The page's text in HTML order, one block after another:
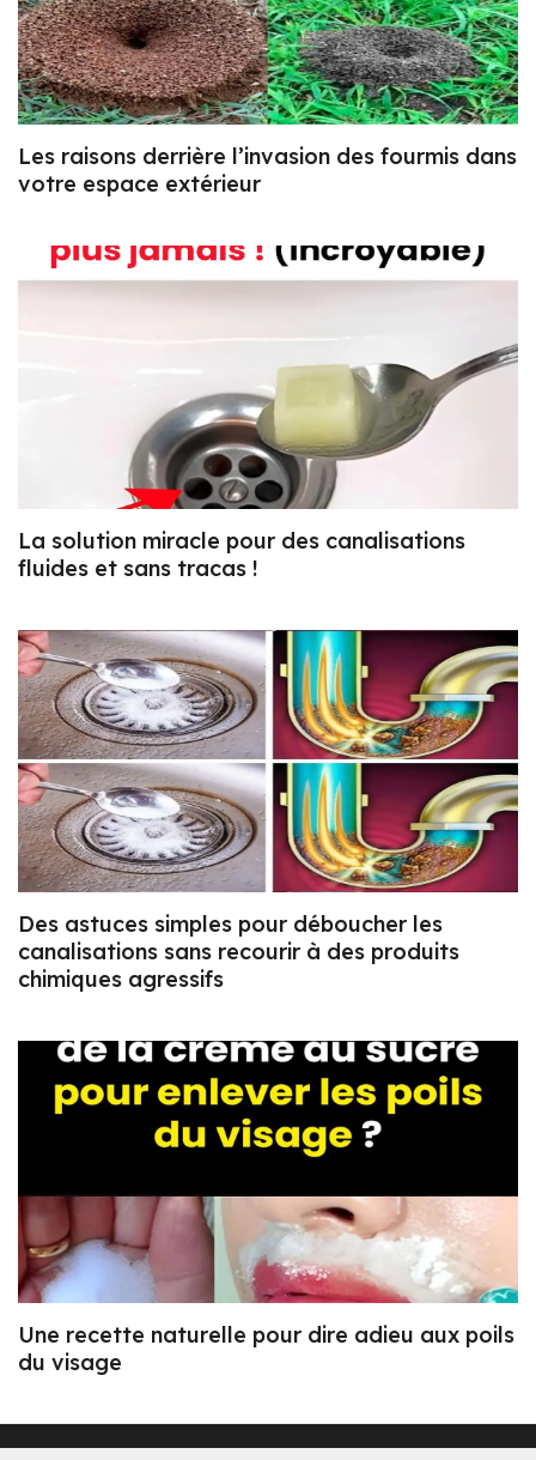
Les raisons derrière l’invasion des fourmis dans
votre espace extérieur
La solution miracle pour des canalisations
fluides et sans tracas !
Des astuces simples pour déboucher les
canalisations sans recourir à des produits
chimiques agressifs
Une recette naturelle pour dire adieu aux poils
du visage